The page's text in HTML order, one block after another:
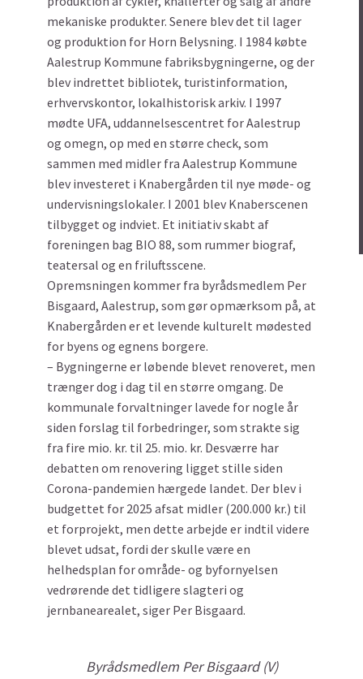
mekaniske produkter. Senere blev det til lager
og produktion for Horn Belysning. I 1984 købte
Aalestrup Kommune fabriksbygningerne, og der
blev indrettet bibliotek, turistinformation,
erhvervskontor, lokalhistorisk arkiv. I 1997
mødte UFA, uddannelsescentret for Aalestrup
og omegn, op med en større check, som
sammen med midler fra Aalestrup Kommune
blev investeret i Knabergården til nye møde- og
undervisningslokaler. I 2001 blev Knaberscenen
tilbygget og indviet. Et initiativ skabt af
foreningen bag BIO 88, som rummer biograf,
teatersal og en friluftsscene.
Opremsningen kommer fra byrådsmedlem Per
Bisgaard, Aalestrup, som gør opmærksom på, at
Knabergården er et levende kulturelt mødested
for byens og egnens borgere.
– Bygningerne er løbende blevet renoveret, men
trænger dog i dag til en større omgang. De
kommunale forvaltninger lavede for nogle år
siden forslag til forbedringer, som strakte sig
fra fire mio. kr. til 25. mio. kr. Desværre har
debatten om renovering ligget stille siden
Corona-pandemien hærgede landet. Der blev i
budgettet for 2025 afsat midler (200.000 kr.) til
et forprojekt, men dette arbejde er indtil videre
blevet udsat, fordi der skulle være en
helhedsplan for område- og byfornyelsen
vedrørende det tidligere slagteri og
jernbanearealet, siger Per Bisgaard.
Byrådsmedlem Per Bisgaard (V)